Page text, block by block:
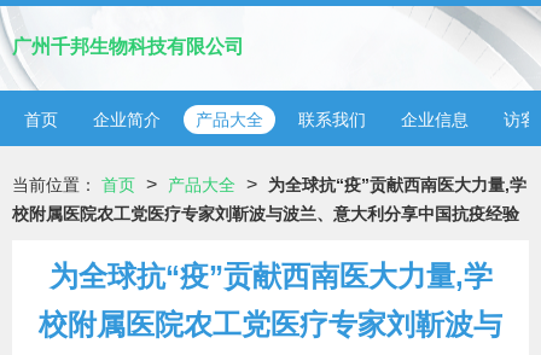
广州千邦生物科技有限公司
首页 企业简介 产品大全 联系我们 企业信息 访客
当前位置： 首页 > 产品大全 >
为全球抗“疫”贡献西南医大力量,学
校附属医院农工党医疗专家刘靳波与波兰、意大利分享中国抗疫经验
为全球抗“疫”贡献西南医大力量,学
校附属医院农工党医疗专家刘靳波与